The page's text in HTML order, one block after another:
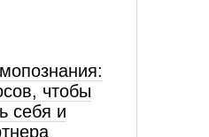
чтобы
себя и